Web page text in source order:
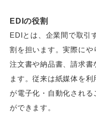
EDIの役割
EDIとは、企業間で取引
割を担います。実際にや
注文書や納品書、請求
ます。従来は紙媒体を
が電子化・自動化される
ができます。